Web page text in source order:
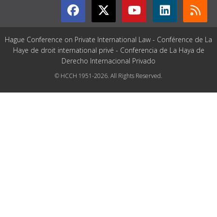
Hague Conference on Private International Law - Conférence de La
Haye de droit international privé - Conferencia de La Haya de
Derecho Internacional Privado
© HCCH 1951-2026. All Rights Reserved.